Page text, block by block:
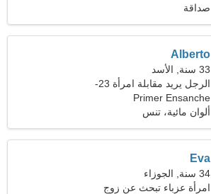
صداقة
Alberto
33 سنة, الأسد
الرجل يريد مقابلة امرأة 23-
31
Primer Ensanche
ألوان مائية، تنس
Eva
34 سنة, الجوزاء
امرأة عزباء تبحث عن زوج